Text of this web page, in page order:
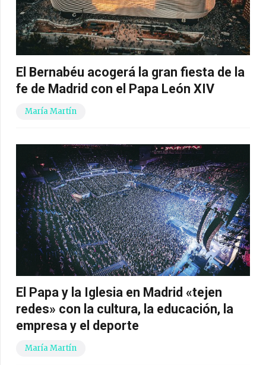
El Bernabéu acogerá la gran fiesta de la
fe de Madrid con el Papa León XIV
María Martín
El Papa y la Iglesia en Madrid «tejen
redes» con la cultura, la educación, la
empresa y el deporte
María Martín